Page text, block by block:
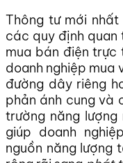
Thông tư mới
các quy định quan
mua bán điện trực
doanh nghiệp mua
đường dây riêng
phản ánh cung và
trường năng
giúp doanh
nguồn năng lượng